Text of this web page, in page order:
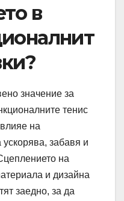
в
значение за
тенис
на
ускорява, забавя и
на
и дизайна
заедно, за да